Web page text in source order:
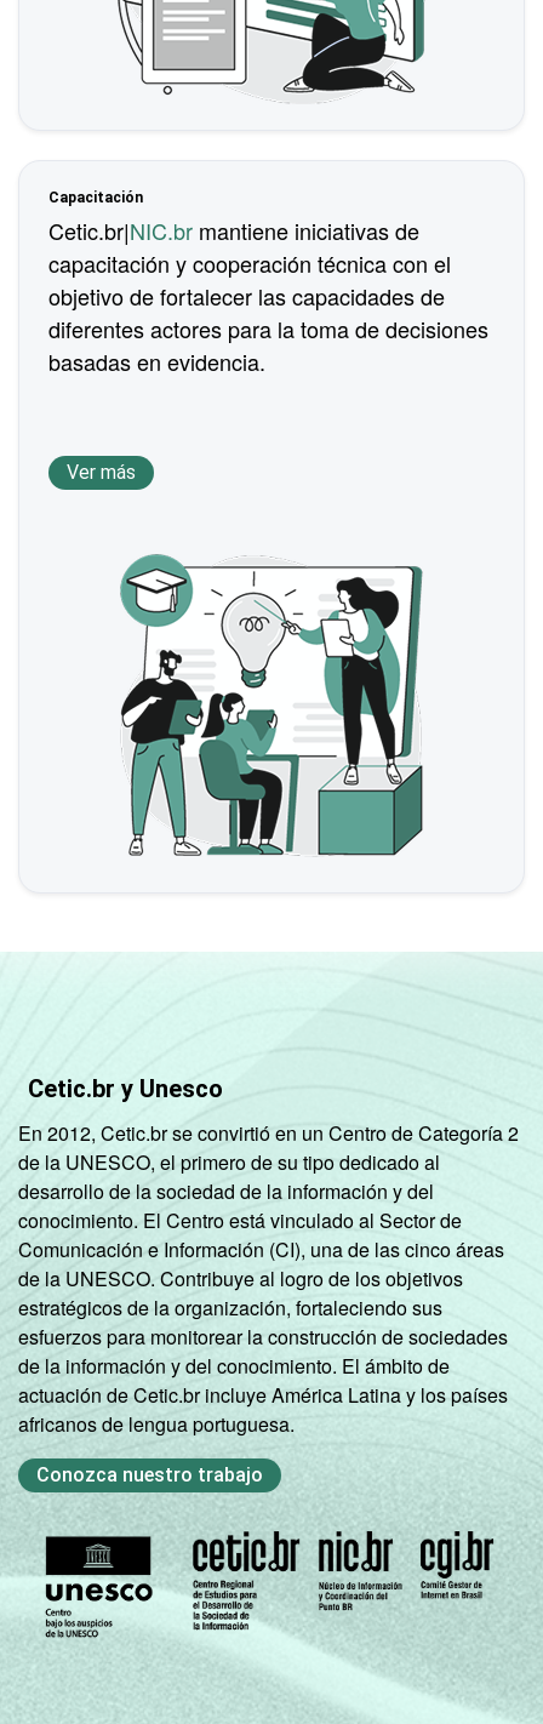
Capacitación
Cetic.br|NIC.br mantiene iniciativas de
capacitación y cooperación técnica con el
objetivo de fortalecer las capacidades de
diferentes actores para la toma de decisiones
basadas en evidencia.
Ver más
Cetic.br y Unesco
En 2012, Cetic.br se convirtió en un Centro de Categoría 2
de la UNESCO, el primero de su tipo dedicado al
desarrollo de la sociedad de la información y del
conocimiento. El Centro está vinculado al Sector de
Comunicación e Información (CI), una de las cinco áreas
de la UNESCO. Contribuye al logro de los objetivos
estratégicos de la organización, fortaleciendo sus
esfuerzos para monitorear la construcción de sociedades
de la información y del conocimiento. El ámbito de
actuación de Cetic.br incluye América Latina y los países
africanos de lengua portuguesa.
Conozca nuestro trabajo